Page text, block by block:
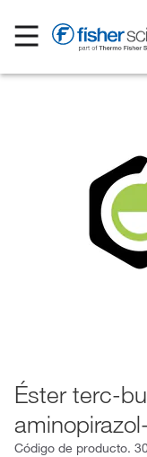
Éster terc-
Código de producto.